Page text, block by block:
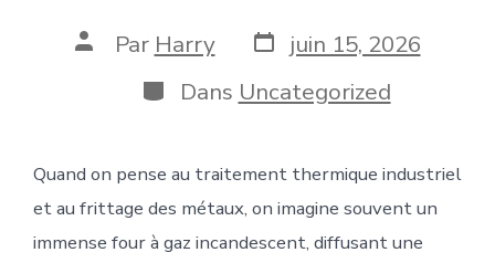
Auteur
publication
Par Harry Date
de
publication
juin 15, 2026
Catégories
Dans Uncategorized
Quand on pense au traitement thermique industriel
et au frittage des métaux, on imagine souvent un
immense four à gaz incandescent, diffusant une